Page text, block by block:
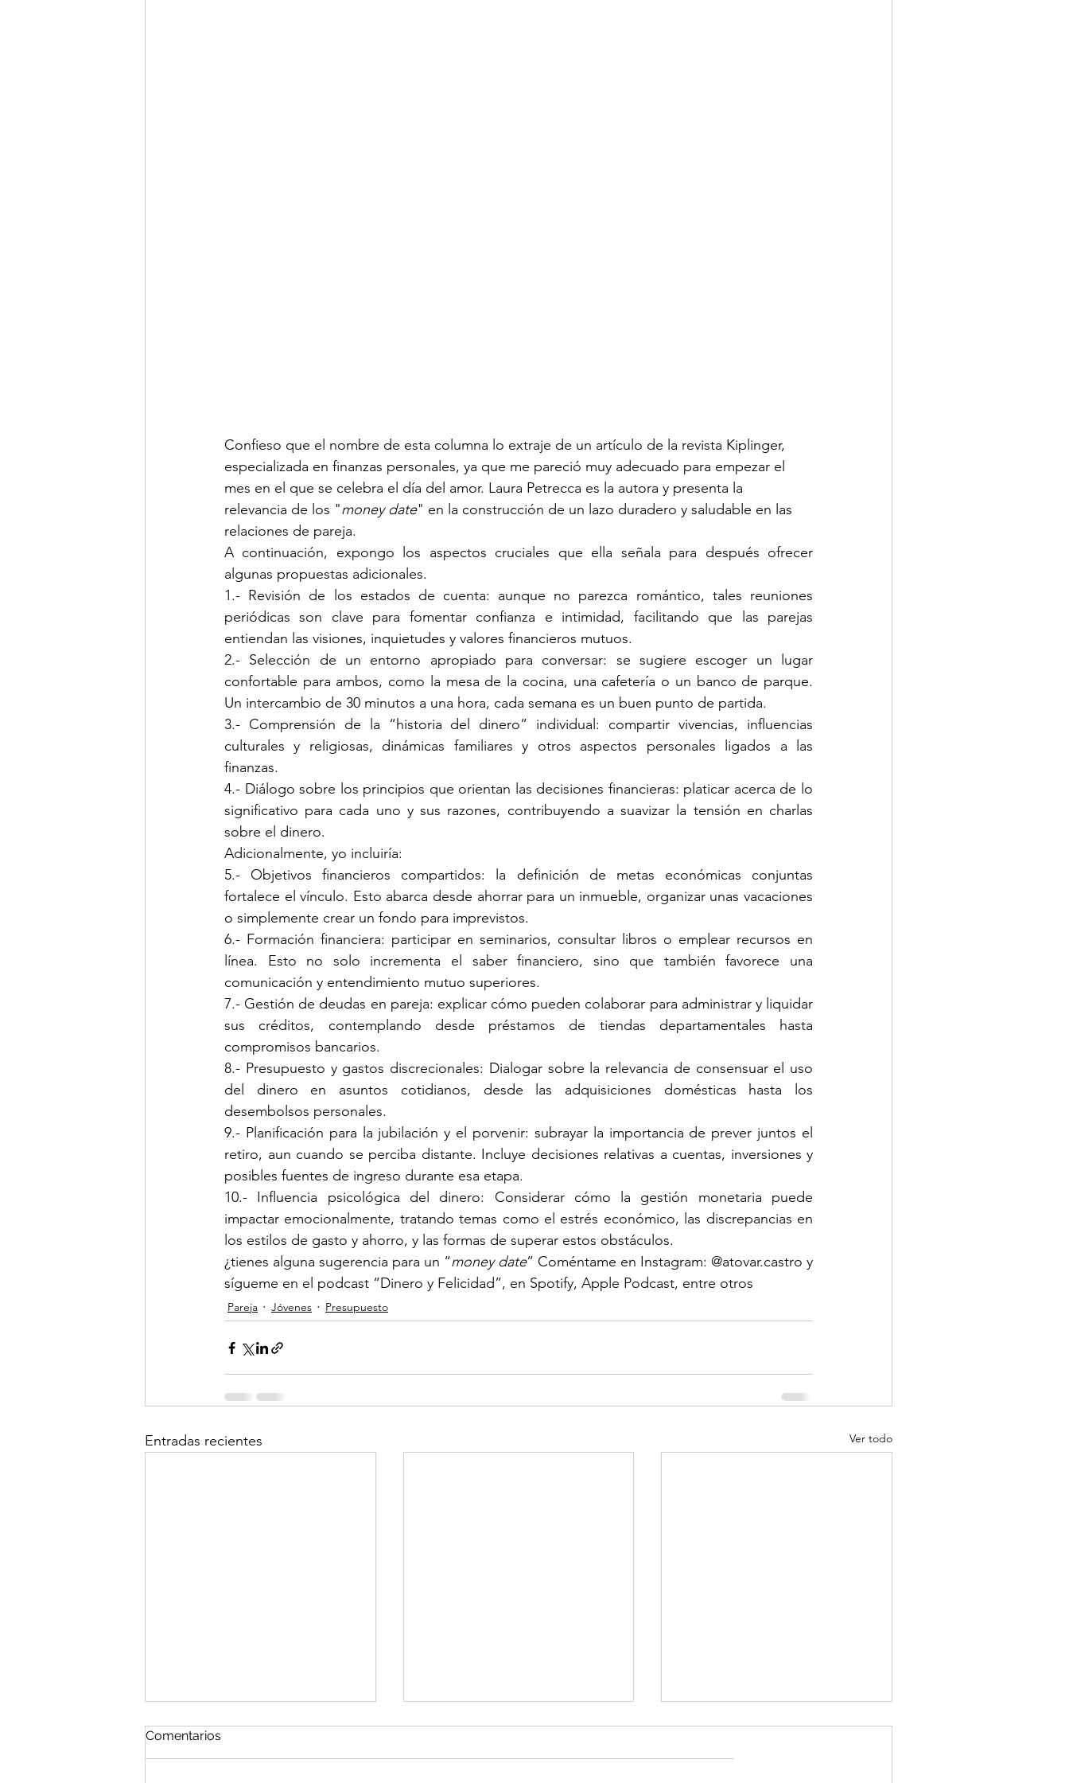
Confieso que el nombre de esta columna lo extraje de un artículo de la revista Kiplinger,
especializada en finanzas personales, ya que me pareció muy adecuado para empezar el
mes en el que se celebra el día del amor. Laura Petrecca es la autora y presenta la
relevancia de los "money date" en la construcción de un lazo duradero y saludable en las
relaciones de pareja.
A continuación, expongo los aspectos cruciales que ella señala para después ofrecer
algunas propuestas adicionales.
1.- Revisión de los estados de cuenta: aunque no parezca romántico, tales reuniones
periódicas son clave para fomentar confianza e intimidad, facilitando que las parejas
entiendan las visiones, inquietudes y valores financieros mutuos.
2.- Selección de un entorno apropiado para conversar: se sugiere escoger un lugar
confortable para ambos, como la mesa de la cocina, una cafetería o un banco de parque.
Un intercambio de 30 minutos a una hora, cada semana es un buen punto de partida.
3.- Comprensión de la “historia del dinero” individual: compartir vivencias, influencias
culturales y religiosas, dinámicas familiares y otros aspectos personales ligados a las
finanzas.
4.- Diálogo sobre los principios que orientan las decisiones financieras: platicar acerca de lo
significativo para cada uno y sus razones, contribuyendo a suavizar la tensión en charlas
sobre el dinero.
Adicionalmente, yo incluiría:
5.- Objetivos financieros compartidos: la definición de metas económicas conjuntas
fortalece el vínculo. Esto abarca desde ahorrar para un inmueble, organizar unas vacaciones
o simplemente crear un fondo para imprevistos.
6.- Formación financiera: participar en seminarios, consultar libros o emplear recursos en
línea. Esto no solo incrementa el saber financiero, sino que también favorece una
comunicación y entendimiento mutuo superiores.
7.- Gestión de deudas en pareja: explicar cómo pueden colaborar para administrar y liquidar
sus créditos, contemplando desde préstamos de tiendas departamentales hasta
compromisos bancarios.
8.- Presupuesto y gastos discrecionales: Dialogar sobre la relevancia de consensuar el uso
del dinero en asuntos cotidianos, desde las adquisiciones domésticas hasta los
desembolsos personales.
9.- Planificación para la jubilación y el porvenir: subrayar la importancia de prever juntos el
retiro, aun cuando se perciba distante. Incluye decisiones relativas a cuentas, inversiones y
posibles fuentes de ingreso durante esa etapa.
10.- Influencia psicológica del dinero: Considerar cómo la gestión monetaria puede
impactar emocionalmente, tratando temas como el estrés económico, las discrepancias en
los estilos de gasto y ahorro, y las formas de superar estos obstáculos.
¿tienes alguna sugerencia para un “money date” Coméntame en Instagram: @atovar.castro y
sígueme en el podcast “Dinero y Felicidad”, en Spotify, Apple Podcast, entre otros
Pareja Jóvenes Presupuesto
Entradas recientes Ver todo
Comentarios